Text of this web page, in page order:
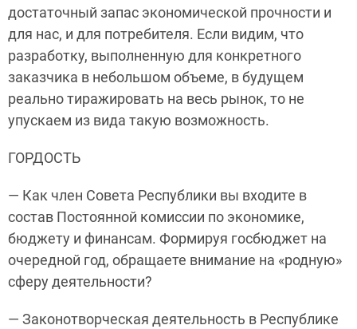
достаточный запас экономической прочности и
для нас, и для потребителя. Если видим, что
разработку, выполненную для конкретного
заказчика в небольшом объеме, в будущем
реально тиражировать на весь рынок, то не
упускаем из вида такую возможность.
ГОРДОСТЬ
— Как член Совета Республики вы входите в
состав Постоянной комиссии по экономике,
бюджету и финансам. Формируя госбюджет на
очередной год, обращаете внимание на «родную»
сферу деятельности?
— Законотворческая деятельность в Республике